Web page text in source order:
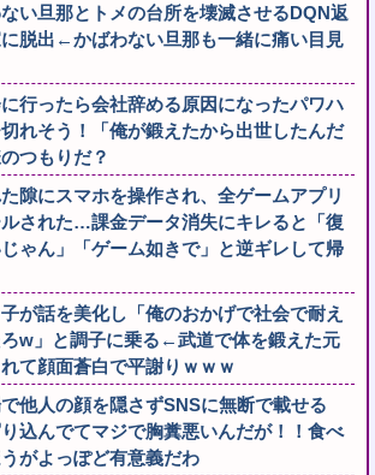
い旦那とトメの台所を壊滅させるDQN返
脱出←かばわない旦那も一緒に痛い目見
行ったら会社辞める原因になったパワハ
れそう！「俺が鍛えたから出世したんだ
つもりだ？
隙にスマホを操作され、全ゲームアプリ
された…課金データ消失にキレると「復
ゃん」「ゲーム如きで」と逆ギレして帰
が話を美化し「俺のおかげで社会で耐え
w」と調子に乗る←武道で体を鍛えた元
て顔面蒼白で平謝りｗｗｗ
他人の顔を隠さずSNSに無断で載せる
込んでてマジで胸糞悪いんだが！！食べ
がよっぽど有意義だわ